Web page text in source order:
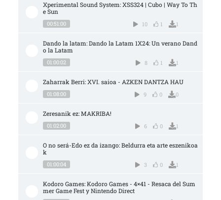
Xperimental Sound System: XSS324 | Cubo | Way To Th
e Sun
00:51:00 10 1 1
Dando la latam: Dando la Latam 1X24: Un verano Dand
o la Latam
01:00:02 8 1 1
Zaharrak Berri: XVI. saioa - AZKEN DANTZA HAU
01:08:00 9 0 0
Zeresanik ez: MAKRIBA!
01:02:00 6 0 1
O no será-Edo ez da izango: Beldurra eta arte eszenikoa
k
01:00:04 3 0 1
Kodoro Games: Kodoro Games - 4×41 - Resaca del Sum
mer Game Fest y Nintendo Direct